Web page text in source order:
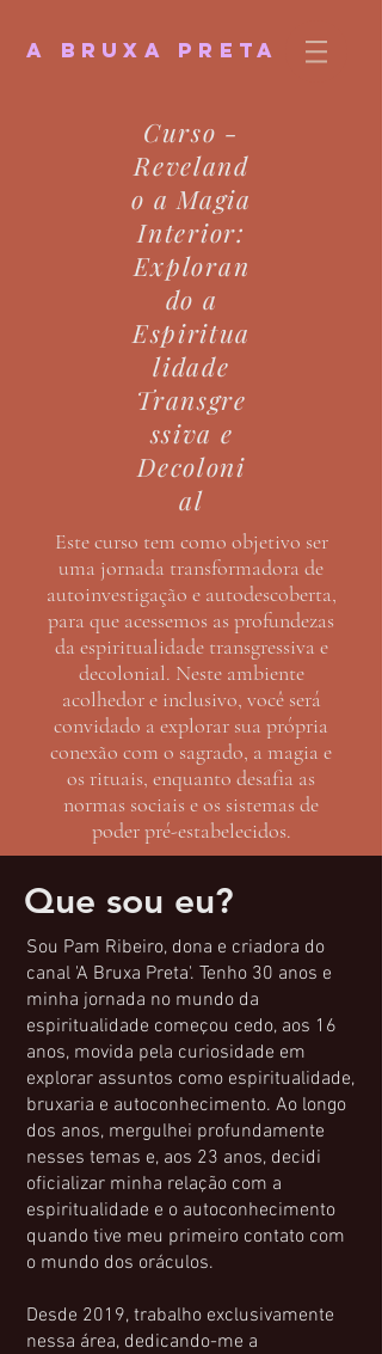
A BRUXA PRETA
Curso -
Reveland
o a Magia
Interior:
Exploran
do a
Espiritua
lidade
Transgre
ssiva e
Decoloni
al
Este curso tem como objetivo ser
uma jornada transformadora de
autoinvestigação e autodescoberta,
para que acessemos as profundezas
da espiritualidade transgressiva e
decolonial. Neste ambiente
acolhedor e inclusivo, você será
convidado a explorar sua própria
conexão com o sagrado, a magia e
os rituais, enquanto desafia as
normas sociais e os sistemas de
poder pré-estabelecidos.
Que sou eu?
Sou Pam Ribeiro, dona e criadora do
canal 'A Bruxa Preta'. Tenho 30 anos e
minha jornada no mundo da
espiritualidade começou cedo, aos 16
anos, movida pela curiosidade em
explorar assuntos como espiritualidade,
bruxaria e autoconhecimento. Ao longo
dos anos, mergulhei profundamente
nesses temas e, aos 23 anos, decidi
oficializar minha relação com a
espiritualidade e o autoconhecimento
quando tive meu primeiro contato com
o mundo dos oráculos.
Desde 2019, trabalho exclusivamente
nessa área, dedicando-me a